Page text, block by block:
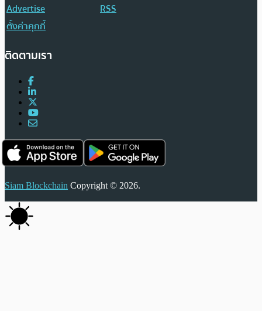
Advertise
RSS
ตั้งค่าคุกกี้
ติดตามเรา
Siam Blockchain Copyright © 2026.